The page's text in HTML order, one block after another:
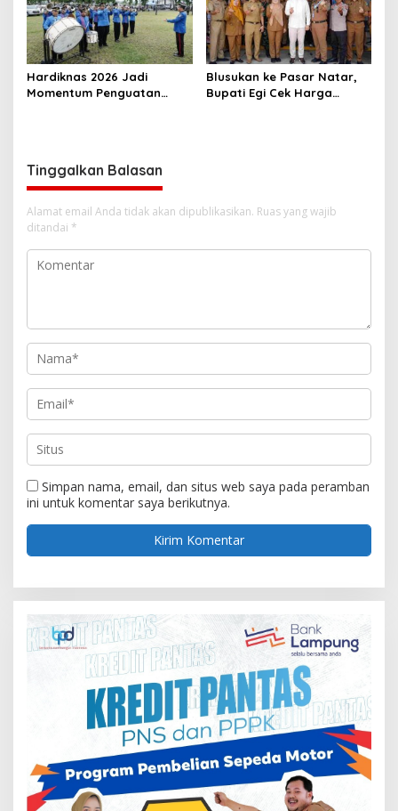
Hardiknas 2026 Jadi
Momentum Penguatan
Blusukan ke Pasar Natar,
Bupati Egi Cek Harga
Tinggalkan Balasan
Alamat email Anda tidak akan dipublikasikan. Ruas yang wajib
ditandai *
Simpan nama, email, dan situs web saya pada peramban
ini untuk komentar saya berikutnya.